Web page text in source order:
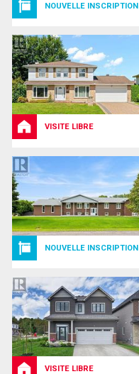
NOUVELLE INSCRIPTION
VISITE LIBRE
NOUVELLE INSCRIPTION
VISITE LIBRE